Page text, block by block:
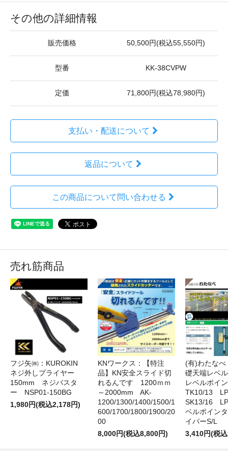
その他の詳細情報
販売価格 50,500円(税込55,550円)
型番 KK-38CVPW
定価 71,800円(税込78,980円)
支払い・配送について
返品について
この商品について問い合わせる
売れ筋商品
フジ矢㈱：KUROKIN
ネジ外しプライヤー
150mm ネジバスタ
ー NSP01-150BG
1,980円(税込2,178円)
KNワークス：【特注
品】KN安全スライド切
れるんです 1200ｍｍ
～2000mm AK-
1200/1300/1400/1500/1
600/1700/1800/1900/20
00
8,000円(税込8,800円)
(有)わたな
礎天端レベ
レベルポイ
TK10/13
SK13/16
ベルポイン
イバーS/L
3,410円(税